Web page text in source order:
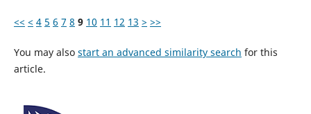
<< < 4 5 6 7 8 9 10 11 12 13 > >>
You may also start an advanced similarity search for this
article.